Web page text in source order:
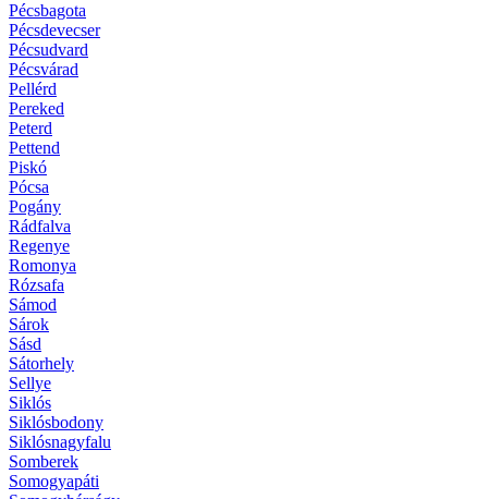
Pécsbagota
Pécsdevecser
Pécsudvard
Pécsvárad
Pellérd
Pereked
Peterd
Pettend
Piskó
Pócsa
Pogány
Rádfalva
Regenye
Romonya
Rózsafa
Sámod
Sárok
Sásd
Sátorhely
Sellye
Siklós
Siklósbodony
Siklósnagyfalu
Somberek
Somogyapáti